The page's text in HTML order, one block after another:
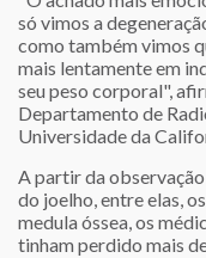
só vimos a
como também vimos
mais lentamente em
seu peso corporal",
Departamento de
Universidade da
A partir da
do joelho, entre elas,
medula óssea, os
tinham perdido mais